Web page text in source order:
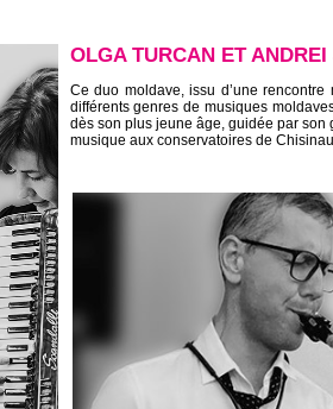
OLGA TURCAN ET ANDREI
Ce duo moldave, issu d’une
différents genres de musiques
dès son plus jeune âge, guidée par son
musique aux conservatoires de